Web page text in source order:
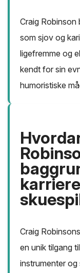
Craig Robinson
som sjov og
ligefremme og
kendt for sin
humoristiske
Craig
en unik tilgang
instrumenter